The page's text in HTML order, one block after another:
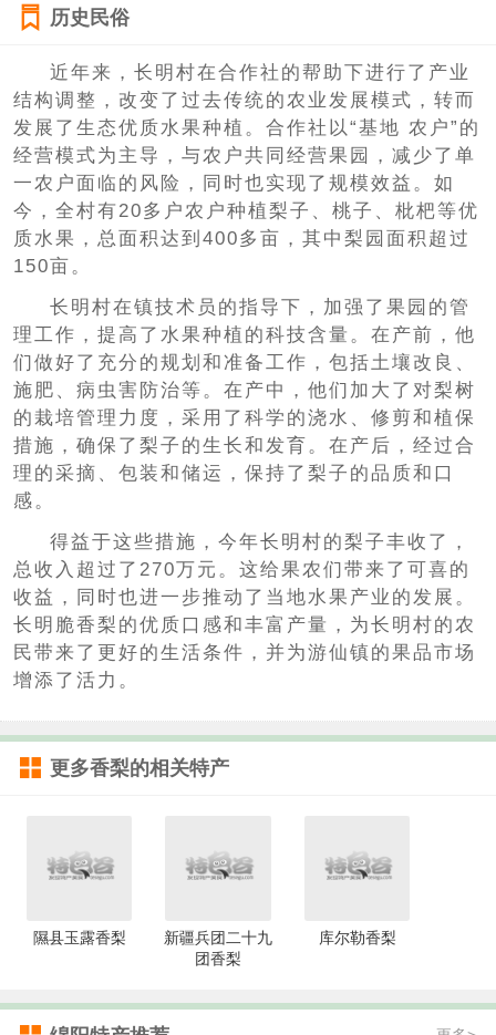
历史民俗
近年来，长明村在合作社的帮助下进行了产业
结构调整，改变了过去传统的农业发展模式，转而
发展了生态优质水果种植。合作社以“基地 农户”的
经营模式为主导，与农户共同经营果园，减少了单
一农户面临的风险，同时也实现了规模效益。如
今，全村有20多户农户种植梨子、桃子、枇杷等优
质水果，总面积达到400多亩，其中梨园面积超过
150亩。
长明村在镇技术员的指导下，加强了果园的管
理工作，提高了水果种植的科技含量。在产前，他
们做好了充分的规划和准备工作，包括土壤改良、
施肥、病虫害防治等。在产中，他们加大了对梨树
的栽培管理力度，采用了科学的浇水、修剪和植保
措施，确保了梨子的生长和发育。在产后，经过合
理的采摘、包装和储运，保持了梨子的品质和口
感。
得益于这些措施，今年长明村的梨子丰收了，
总收入超过了270万元。这给果农们带来了可喜的
收益，同时也进一步推动了当地水果产业的发展。
长明脆香梨的优质口感和丰富产量，为长明村的农
民带来了更好的生活条件，并为游仙镇的果品市场
增添了活力。
更多香梨的相关特产
隰县玉露香梨
新疆兵团二十九
团香梨
库尔勒香梨